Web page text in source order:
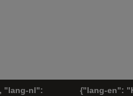
"lang-nl":
{"lang-en":